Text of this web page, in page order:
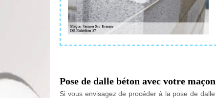
Pose de dalle béton avec votre
Si vous envisagez de procéder à la pose de